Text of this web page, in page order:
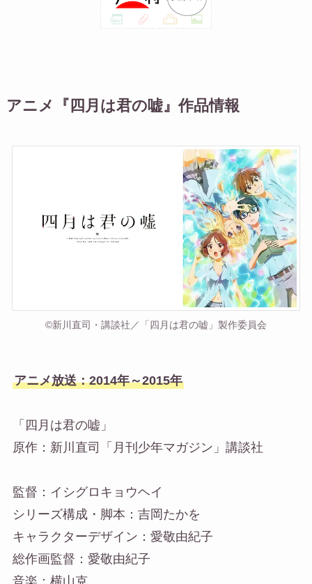
アニメ『四月は君の嘘』作品情報
©新川直司・講談社／「四月は君の嘘」製作委員会
アニメ放送：2014年～2015年
「四月は君の嘘」
原作：新川直司「月刊少年マガジン」講談社
監督：イシグロキョウヘイ
シリーズ構成・脚本：吉岡たかを
キャラクターデザイン：愛敬由紀子
総作画監督：愛敬由紀子
音楽：横山克